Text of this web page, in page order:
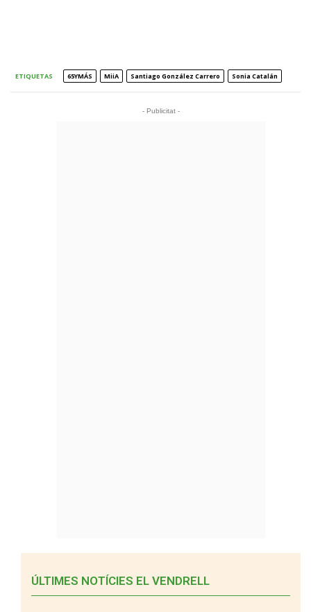
ETIQUETAS 65YMÁS MiiA Santiago González Carrero Sonia Catalán
- Publicitat -
ÚLTIMES NOTÍCIES EL VENDRELL